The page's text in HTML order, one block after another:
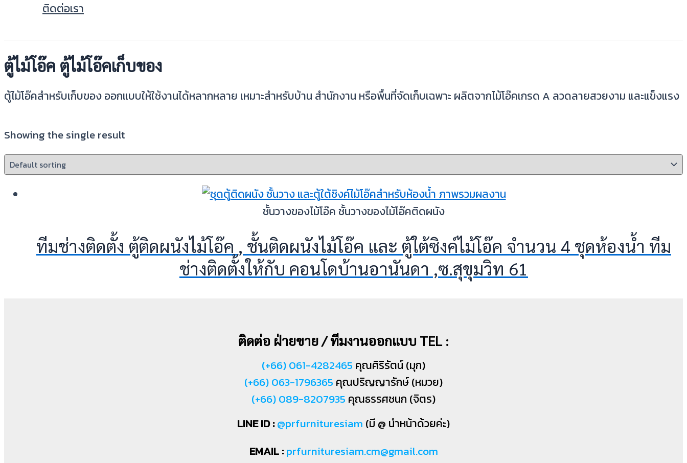
ติดต่อเรา
ตู้ไม้โอ๊ค ตู้ไม้โอ๊คเก็บของ
ตู้ไม้โอ๊คสำหรับเก็บของ ออกแบบให้ใช้งานได้หลากหลาย เหมาะสำหรับบ้าน สำนักงาน หรือพื้นที่จัดเก็บเฉพาะ ผลิตจากไม้โอ๊คเกรด A ลวดลายสวยงาม และแข็งแรง
Showing the single result
ชั้นวางของไม้โอ๊ค ชั้นวางของไม้โอ๊คติดผนัง
ทีมช่างติดตั้ง ตู้ติดผนังไม้โอ๊ค , ชั้นติดผนังไม้โอ๊ค และ ตู้ใต้ซิงค์ไม้โอ๊ค จำนวน 4 ชุดห้องน้ำ ทีม
ช่างติดตั้งให้กับ คอนโดบ้านอานันดา ,ซ.สุขุมวิท 61
ติดต่อ ฝ่ายขาย / ทีมงานออกแบบ TEL :
(+66) 061-4282465 คุณศิริรัตน์ (มุก)
(+66) 063-1796365 คุณปริญญารักษ์ (หมวย)
(+66) 089-8207935 คุณธรรศชนก (จิตร)
LINE ID :@prfurnituresiam (มี @ นำหน้าด้วยค่ะ)
EMAIL : prfurnituresiam.cm@gmail.com